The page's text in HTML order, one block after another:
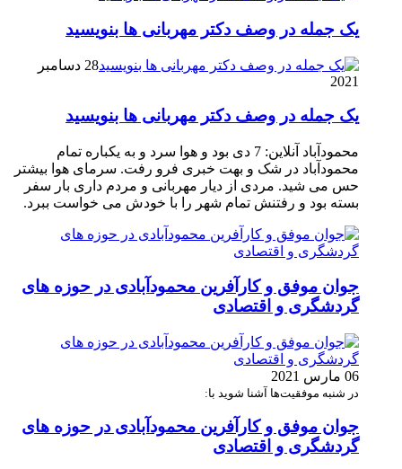
یک جمله در وصف دکتر مهربانی ها بنویسید
28 دسامبر
2021
یک جمله در وصف دکتر مهربانی ها بنویسید
محمودآباد آنلاین: 7 دی بود و هوا سرد و به یکباره تمام
محمودآباد در شک و بهت خبری فرو رفت. سرمای هوا بیشتر
حس می شید. مردی از دیار مهربانی و مردم داری بار سفر
بسته بود و رفتنش تمام شهر را با خودش می خواست ببرد.
جوان موفق و کارآفرین محمودآبادی در حوزه های
گردشگری و اقتصادی
06 مارس 2021
در شنبه موفقیت‌ها آشنا شوید با:
جوان موفق و کارآفرین محمودآبادی در حوزه های
گردشگری و اقتصادی